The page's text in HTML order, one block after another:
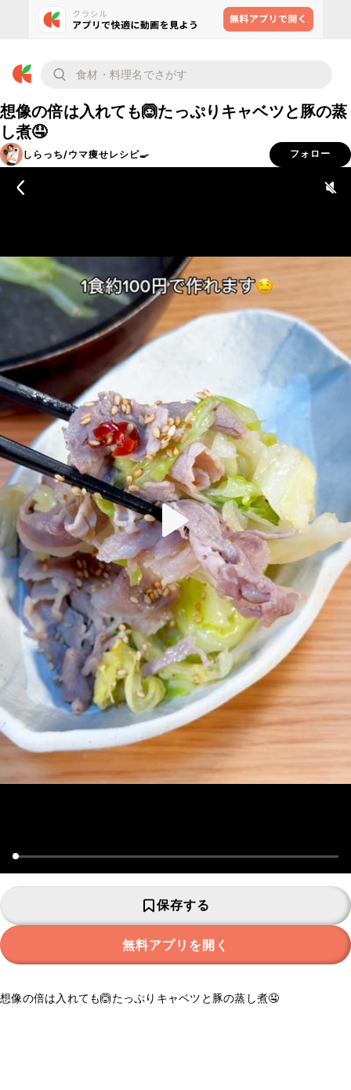
想像の倍は入れても🙆たっぷりキャベツと豚の蒸
し煮🤤
しらっち/ウマ痩せレシピ🍳 フォロー
保存する
無料アプリを開く
想像の倍は入れても🙆たっぷりキャベツと豚の蒸し煮🤤